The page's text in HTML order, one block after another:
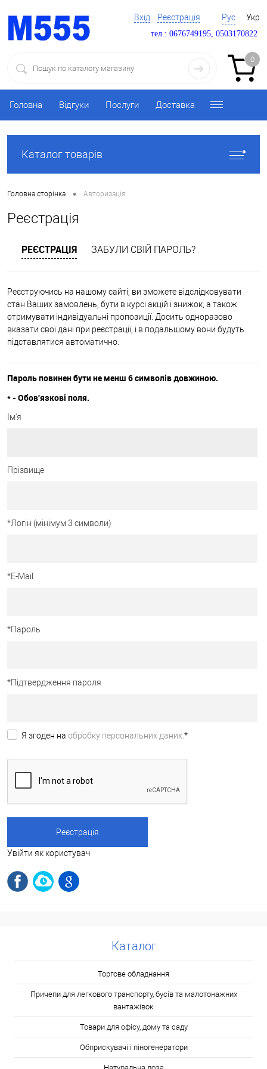
Вхід Реєстрація Рус Укр
тел.: 0676749195, 0503170822
0
Головна Відгуки Послуги Доставка
Каталог товарів
Головна сторінка • Авторизація
Реєстрація
РЕЄСТРАЦІЯ ЗАБУЛИ СВІЙ ПАРОЛЬ?
Реєструючись на нашому сайті, ви зможете відслідковувати
стан Ваших замовлень, бути в курсі акцій і знижок, а також
отримувати індивідуальні пропозиції. Досить одноразово
вказати свої дані при реєстрації, і в подальшому вони будуть
підставлятися автоматично.
Пароль повинен бути не менш 6 символів довжиною.
* - Обов'язкові поля.
Ім'я
Прізвище
*Логін (мінімум 3 символи)
*E-Mail
*Пароль
*Підтвердження пароля
Я згоден на обробку персональних даних. *
Увійти як користувач
Каталог
Торгове обладнання
Причепи для легкового транспорту, бусів та малотонажних
вантажівок
Товари для офісу, дому та саду
Обприскувачі і піногенератори